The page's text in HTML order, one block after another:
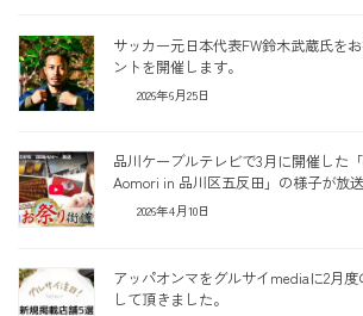
サッカー元日本代表FW鈴木武蔵氏を
ントを開催します。
2026年6月25日
品川ケーブルテレビで3月に開催した
Aomori in 品川区五反田」の様子が放送
2026年4月10日
アッパオンマをグルサイmediaに2月
して頂きました。